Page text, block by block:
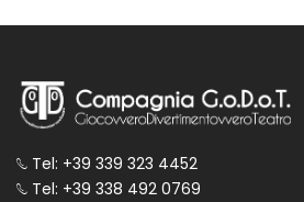
Tel: +39 339 323 4452
Tel: +39 338 492 0769